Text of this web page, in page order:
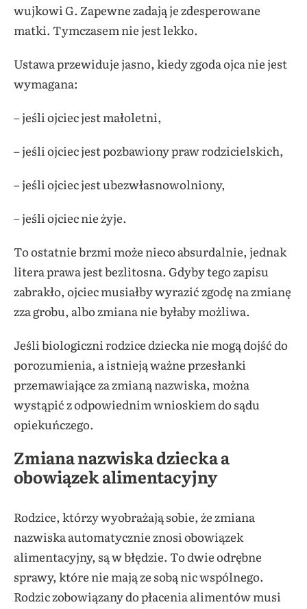
wujkowi G. Zapewne zadają je zdesperowane
matki. Tymczasem nie jest lekko.
Ustawa przewiduje jasno, kiedy zgoda ojca nie jest
wymagana:
– jeśli ojciec jest małoletni,
– jeśli ojciec jest pozbawiony praw rodzicielskich,
– jeśli ojciec jest ubezwłasnowolniony,
– jeśli ojciec nie żyje.
To ostatnie brzmi może nieco absurdalnie, jednak
litera prawa jest bezlitosna. Gdyby tego zapisu
zabrakło, ojciec musiałby wyrazić zgodę na zmianę
zza grobu, albo zmiana nie byłaby możliwa.
Jeśli biologiczni rodzice dziecka nie mogą dojść do
porozumienia, a istnieją ważne przesłanki
przemawiające za zmianą nazwiska, można
wystąpić z odpowiednim wnioskiem do sądu
opiekuńczego.
Zmiana nazwiska dziecka a
obowiązek alimentacyjny
Rodzice, którzy wyobrażają sobie, że zmiana
nazwiska automatycznie znosi obowiązek
alimentacyjny, są w błędzie. To dwie odrębne
sprawy, które nie mają ze sobą nic wspólnego.
Rodzic zobowiązany do płacenia alimentów musi